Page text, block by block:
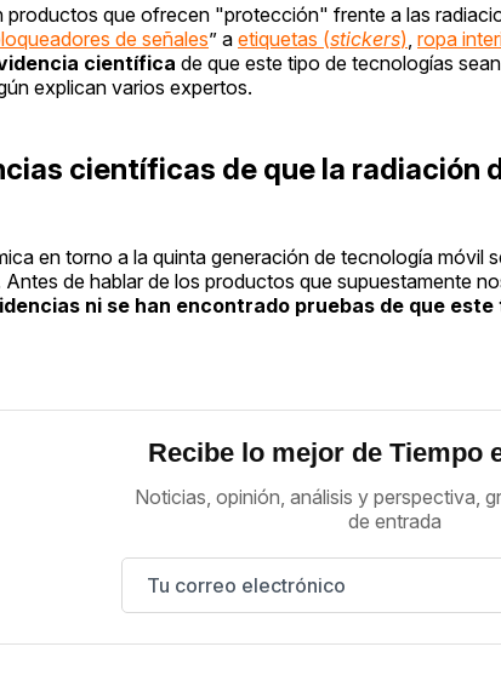
productos que ofrecen "protección" frente a las
de señales” a etiquetas (stickers) ropa
científica de que este tipo de tecnologías
explican varios expertos.
científicas de que la radiación
en torno a la quinta generación de tecnología móvil
Antes de hablar de los productos que supuestamente
ni se han encontrado pruebas de que
Recibe lo mejor de Tiempo
Noticias, opinión, análisis y perspectiva,
de entrada